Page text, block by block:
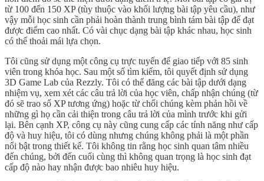
từ 100 đến 150 XP (tùy thuộc vào khối lượng bài tập yêu cầu), như
vậy mỗi học sinh cần phải hoàn thành trung bình tám bài tập để đạt
được điểm cao nhất. Có vài chục dạng bài tập khác nhau, học sinh
có thể thoải mái lựa chọn.
Tôi cũng sử dụng một công cụ trực tuyến để giao tiếp với 85 sinh
viên trong khóa học. Sau một số tìm kiếm, tôi quyết định sử dụng
3D Game Lab của Rezzly. Tôi có thể đăng các bài tập dưới dạng
nhiệm vụ, xem xét các câu trả lời của học viên, chấp nhận chúng (từ
đó sẽ trao số XP tương ứng) hoặc từ chối chúng kèm phản hồi về
những gì họ cần cải thiện trong câu trả lời của mình trước khi gửi
lại. Bên cạnh XP, công cụ này cũng cung cấp các tính năng như cấp
độ và huy hiệu, tôi có dùng nhưng chúng không phải là một phần
nổi bật trong thiết kế. Tôi không tin rằng học sinh quan tâm nhiều
đến chúng, bởi đến cuối cùng thì không quan trọng là học sinh đạt
cấp độ nào hay nhận được bao nhiêu huy hiệu.